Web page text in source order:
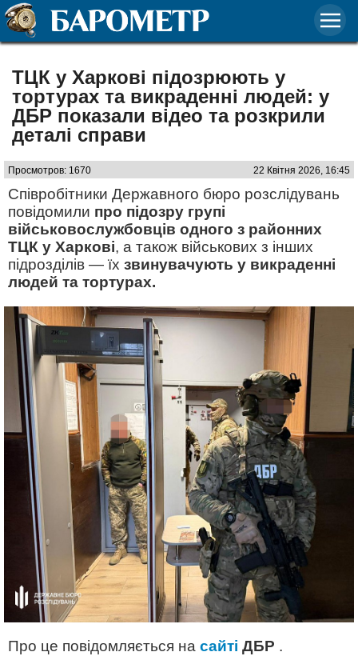
ТЦК у Харкові підозрюють у
тортурах та викраденні людей: у
ДБР показали відео та розкрили
деталі справи
Просмотров: 1670 22 Квітня 2026, 16:45
Співробітники Державного бюро розслідувань
повідомили про підозру групі
військовослужбовців одного з районних
ТЦК у Харкові, а також військових з інших
підрозділів — їх звинувачують у викраденні
людей та тортурах.
Про це повідомляється на сайті ДБР .